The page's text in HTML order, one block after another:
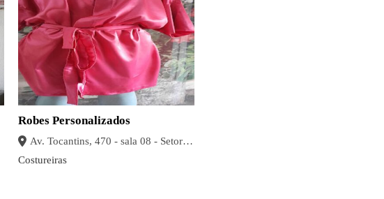
Robes Personalizados
Av. Tocantins, 470 - sala 08 - Setor Central, Goiânia - GO
Costureiras